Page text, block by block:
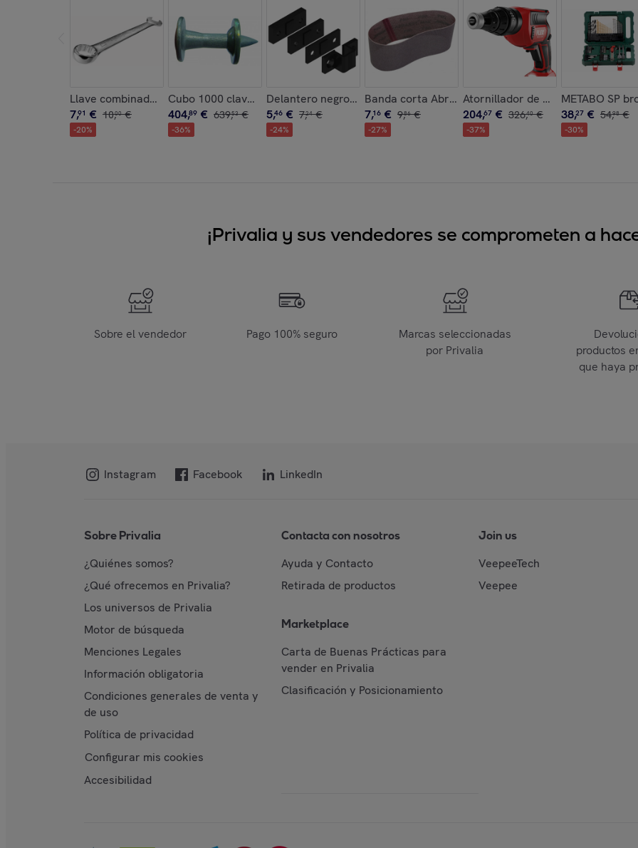
Llave combinada BOST - cabeza poligonal de 16,2 mm y cabeza de horquilla de Ø10 mm - 692246
7,91 € 10,00 €
-20%
Cubo 1000 clavos sueltos HSBR14 SPIT - 011390
404,89 € 639,53 €
-36%
Delantero negro + bolso de cuña LA CROISÉE DS - 6812-013
5,46 € 7,24 €
-24%
Banda corta Abranet Max 100 x 610 mm MIRKA
7,16 € 9,86 €
-27%
Atornillador de escayola 18V DW
204,67 € 326,40 €
-37%
METABO SP
38,27 € 54,98 €
-30%
¡Privalia y sus vendedores se comprometen a
Sobre el vendedor Pago 100% seguro
Marcas seleccionadas
por Privalia
productos
que haya
Instagram Facebook LinkedIn
Sobre Privalia
¿Quiénes somos?
¿Qué ofrecemos en Privalia?
Los universos de Privalia
Motor de búsqueda
Menciones Legales
Información obligatoria
Condiciones generales de venta y
de uso
Política de privacidad
Configurar mis cookies
Accesibilidad
Contacta con nosotros
Ayuda y Contacto
Retirada de productos
Marketplace
Carta de Buenas Prácticas para
vender en Privalia
Clasificación y Posicionamiento
Join us
VeepeeTech
Veepee